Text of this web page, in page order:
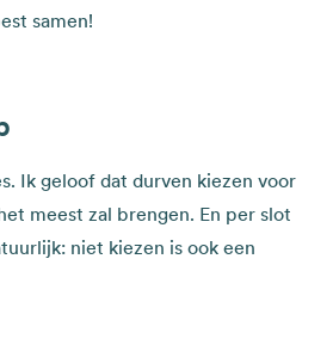
samen!
Ik geloof dat durven kiezen voor
meest zal brengen. En per slot
niet kiezen is ook een